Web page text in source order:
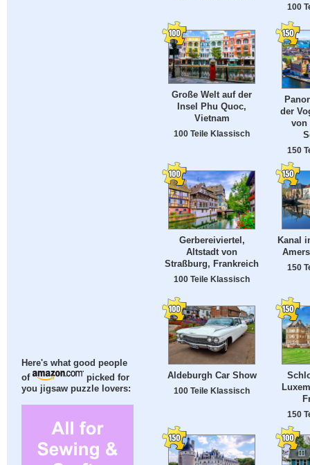
Here's what good people
of
picked for
you jigsaw puzzle lovers:
100
Große Welt auf der
Insel Phu Quoc,
Vietnam
100 Teile Klassisch
der
von
150
Gerbereiviertel,
Altstadt von
Straßburg, Frankreich
100 Teile Klassisch
Kanal
150
Aldeburgh Car Show
100 Teile Klassisch
150